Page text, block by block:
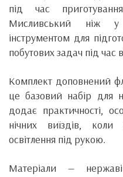
під час
Мисливський ніж
інструментом для
побутових задач під час
Комплект доповнений
це базовий набір для
додає практичності,
нічних виїздів,
освітлення під рукою.
Матеріали —